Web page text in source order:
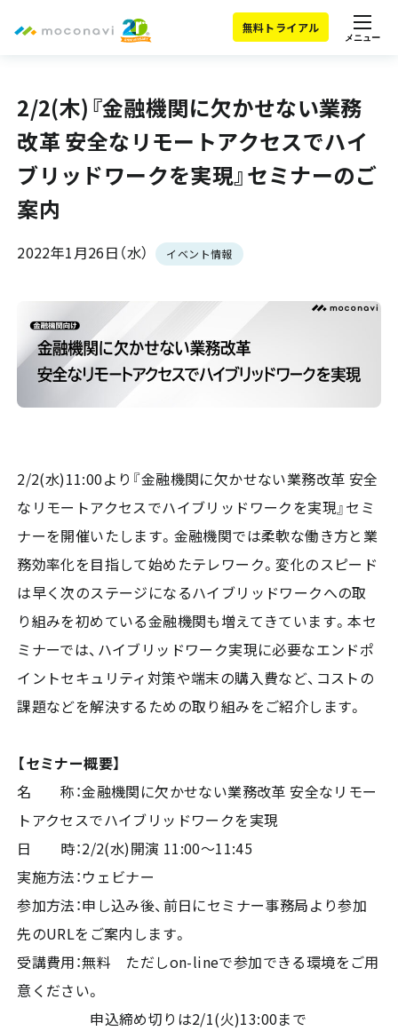
無料トライアル
メニュー
2/2(木)『金融機関に欠かせない業務
改革 安全なリモートアクセスでハイ
ブリッドワークを実現』セミナーのご
案内
2022年1月26日（水） イベント情報
2/2(水)11:00より『金融機関に欠かせない業務改革 安全
なリモートアクセスでハイブリッドワークを実現』セミ
ナーを開催いたします。金融機関では柔軟な働き方と業
務効率化を目指して始めたテレワーク。変化のスピード
は早く次のステージになるハイブリッドワークへの取
り組みを初めている金融機関も増えてきています。本セ
ミナーでは、ハイブリッドワーク実現に必要なエンドポ
イントセキュリティ対策や端末の購入費など、コストの
課題などを解決するための取り組みをご紹介します。
【セミナー概要】
名 称：金融機関に欠かせない業務改革 安全なリモー
トアクセスでハイブリッドワークを実現
日 時：2/2(水)開演 11:00～11:45
実施方法：ウェビナー
参加方法：申し込み後、前日にセミナー事務局より参加
先のURLをご案内します。
受講費用：無料 ただしon-lineで参加できる環境をご用
意ください。
申込締め切りは2/1(火)13:00まで